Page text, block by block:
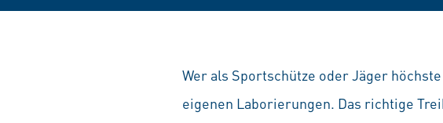
Wer als Sportschütze oder Jäger
eigenen Laborierungen. Das richtige